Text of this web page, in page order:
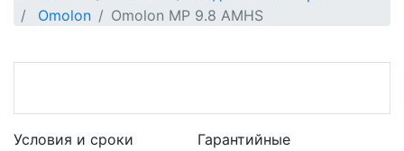
Omolon
Omolon MP 9.8 AMHS
Условия и сроки
Гарантийные